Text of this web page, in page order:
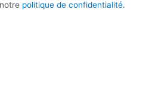
politique de confidentialité.